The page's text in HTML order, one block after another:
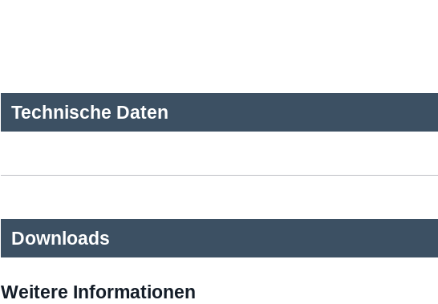
Technische Daten
Downloads
Weitere Informationen